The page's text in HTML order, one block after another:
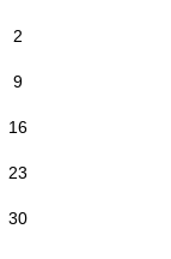
2
9
16
23
30